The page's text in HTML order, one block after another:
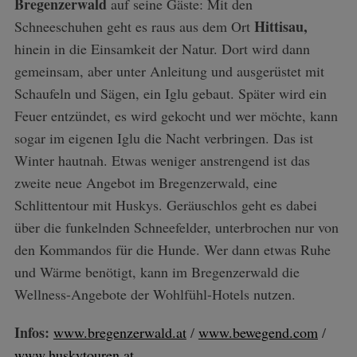
auf seine Gäste: Mit den
Schneeschuhen geht es raus aus dem Ort Hittisau,
hinein in die Einsamkeit der Natur. Dort wird dann
gemeinsam, aber unter Anleitung und ausgerüstet mit
Schaufeln und Sägen, ein Iglu gebaut. Später wird ein
Feuer entzündet, es wird gekocht und wer möchte, kann
sogar im eigenen Iglu die Nacht verbringen. Das ist
Winter hautnah. Etwas weniger anstrengend ist das
zweite neue Angebot im Bregenzerwald, eine
Schlittentour mit Huskys. Geräuschlos geht es dabei
über die funkelnden Schneefelder, unterbrochen nur von
den Kommandos für die Hunde. Wer dann etwas Ruhe
und Wärme benötigt, kann im Bregenzerwald die
Wellness-Angebote der Wohlfühl-Hotels nutzen.
Infos: www.bregenzerwald.at/ www.bewegend.com/